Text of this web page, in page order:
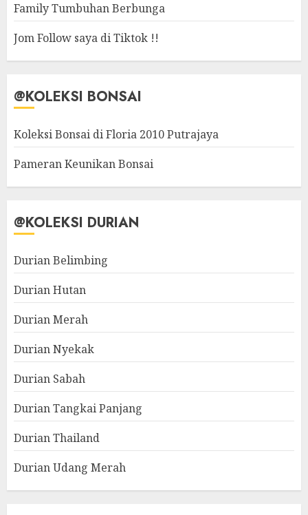
Family Tumbuhan Berbunga
Jom Follow saya di Tiktok !!
@KOLEKSI BONSAI
Koleksi Bonsai di Floria 2010 Putrajaya
Pameran Keunikan Bonsai
@KOLEKSI DURIAN
Durian Belimbing
Durian Hutan
Durian Merah
Durian Nyekak
Durian Sabah
Durian Tangkai Panjang
Durian Thailand
Durian Udang Merah